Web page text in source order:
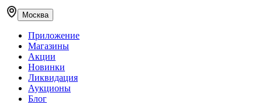
Москва
Приложение
Магазины
Акции
Новинки
Ликвидация
Аукционы
Блог